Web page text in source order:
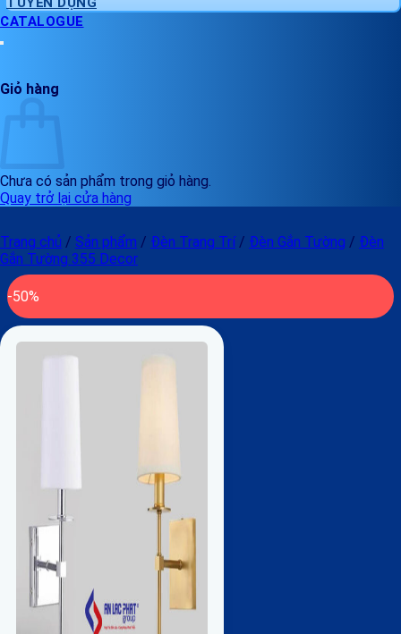
CATALOGUE
Giỏ hàng
Chưa có sản phẩm trong giỏ hàng.
Quay trở lại cửa hàng
Trang chủ / Sản phẩm / Đèn Trang Trí / Đèn Gắn Tường / Đèn
Gắn Tường 355 Decor
-50%